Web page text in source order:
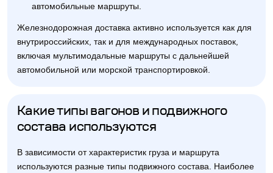
автомобильные маршруты.
Железнодорожная доставка активно используется как для
внутрироссийских, так и для международных поставок,
включая мультимодальные маршруты с дальнейшей
автомобильной или морской транспортировкой.
Какие типы вагонов и подвижного
состава используются
В зависимости от характеристик груза и маршрута
используются разные типы подвижного состава. Наиболее